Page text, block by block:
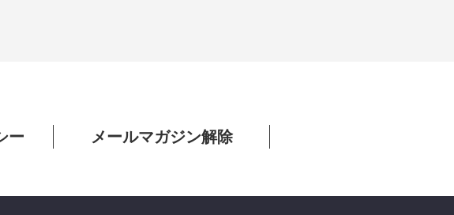
ー メールマガジン解除